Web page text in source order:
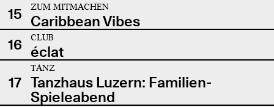
15
ZUM MITMACHEN
Caribbean Vibes
16
CLUB
éclat
17
TANZ
Tanzhaus Luzern: Familien-
Spieleabend